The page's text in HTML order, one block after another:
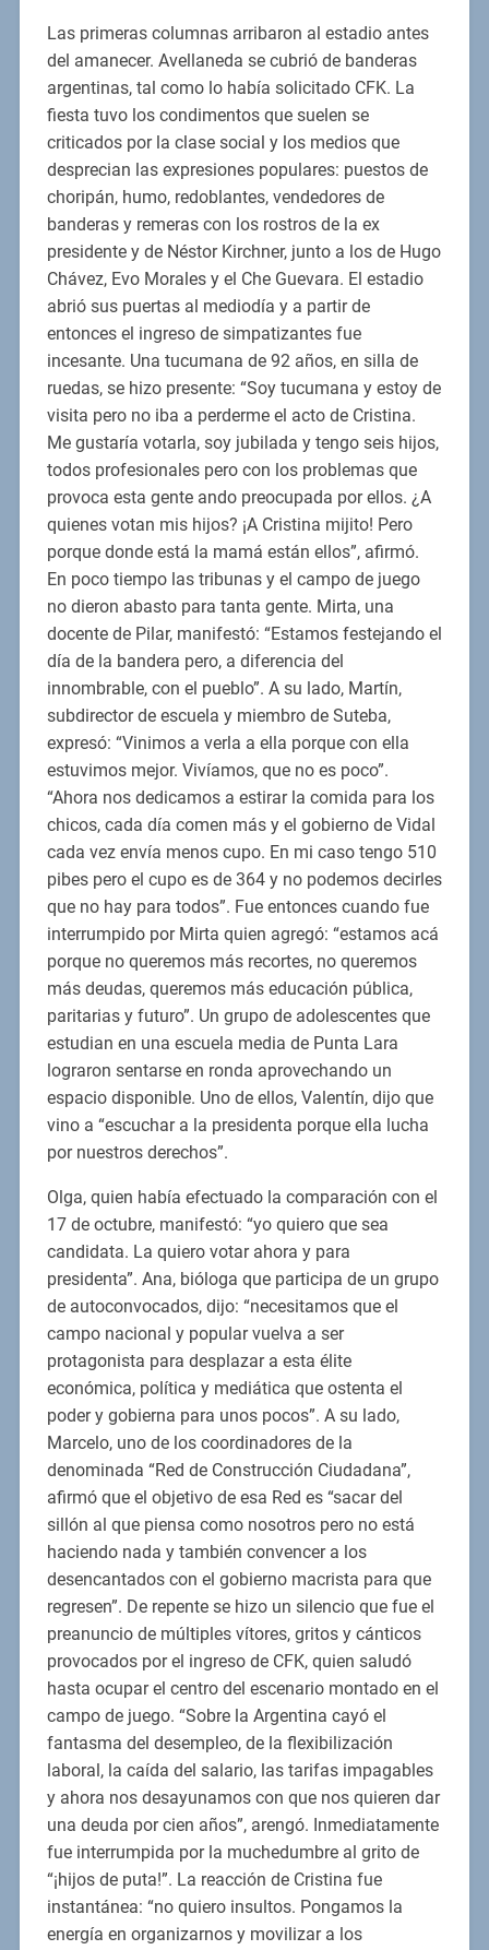
Las primeras columnas arribaron al estadio antes
del amanecer. Avellaneda se cubrió de banderas
argentinas, tal como lo había solicitado CFK. La
fiesta tuvo los condimentos que suelen se
criticados por la clase social y los medios que
desprecian las expresiones populares: puestos de
choripán, humo, redoblantes, vendedores de
banderas y remeras con los rostros de la ex
presidente y de Néstor Kirchner, junto a los de Hugo
Chávez, Evo Morales y el Che Guevara. El estadio
abrió sus puertas al mediodía y a partir de
entonces el ingreso de simpatizantes fue
incesante. Una tucumana de 92 años, en silla de
ruedas, se hizo presente: “Soy tucumana y estoy de
visita pero no iba a perderme el acto de Cristina.
Me gustaría votarla, soy jubilada y tengo seis hijos,
todos profesionales pero con los problemas que
provoca esta gente ando preocupada por ellos. ¿A
quienes votan mis hijos? ¡A Cristina mijito! Pero
porque donde está la mamá están ellos”, afirmó.
En poco tiempo las tribunas y el campo de juego
no dieron abasto para tanta gente. Mirta, una
docente de Pilar, manifestó: “Estamos festejando el
día de la bandera pero, a diferencia del
innombrable, con el pueblo”. A su lado, Martín,
subdirector de escuela y miembro de Suteba,
expresó: “Vinimos a verla a ella porque con ella
estuvimos mejor. Vivíamos, que no es poco”.
“Ahora nos dedicamos a estirar la comida para los
chicos, cada día comen más y el gobierno de Vidal
cada vez envía menos cupo. En mi caso tengo 510
pibes pero el cupo es de 364 y no podemos decirles
que no hay para todos”. Fue entonces cuando fue
interrumpido por Mirta quien agregó: “estamos acá
porque no queremos más recortes, no queremos
más deudas, queremos más educación pública,
paritarias y futuro”. Un grupo de adolescentes que
estudian en una escuela media de Punta Lara
lograron sentarse en ronda aprovechando un
espacio disponible. Uno de ellos, Valentín, dijo que
vino a “escuchar a la presidenta porque ella lucha
por nuestros derechos”.
Olga, quien había efectuado la comparación con el
17 de octubre, manifestó: “yo quiero que sea
candidata. La quiero votar ahora y para
presidenta”. Ana, bióloga que participa de un grupo
de autoconvocados, dijo: “necesitamos que el
campo nacional y popular vuelva a ser
protagonista para desplazar a esta élite
económica, política y mediática que ostenta el
poder y gobierna para unos pocos”. A su lado,
Marcelo, uno de los coordinadores de la
denominada “Red de Construcción Ciudadana”,
afirmó que el objetivo de esa Red es “sacar del
sillón al que piensa como nosotros pero no está
haciendo nada y también convencer a los
desencantados con el gobierno macrista para que
regresen”. De repente se hizo un silencio que fue el
preanuncio de múltiples vítores, gritos y cánticos
provocados por el ingreso de CFK, quien saludó
hasta ocupar el centro del escenario montado en el
campo de juego. “Sobre la Argentina cayó el
fantasma del desempleo, de la flexibilización
laboral, la caída del salario, las tarifas impagables
y ahora nos desayunamos con que nos quieren dar
una deuda por cien años”, arengó. Inmediatamente
fue interrumpida por la muchedumbre al grito de
“¡hijos de puta!”. La reacción de Cristina fue
instantánea: “no quiero insultos. Pongamos la
energía en organizarnos y movilizar a los